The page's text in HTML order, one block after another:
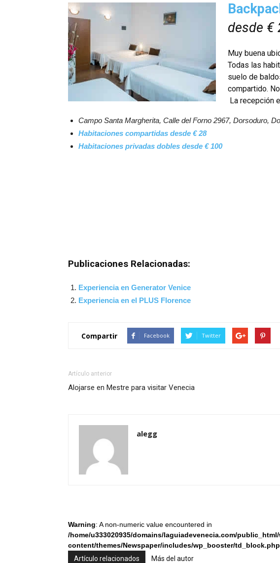
desde €
Muy buena
Todas las
suelo de
compartido.
La recepción
Campo Santa Margherita, Calle del Forno 2967, Dorsoduro,
Habitaciones compartidas desde € 28
Habitaciones privadas dobles desde € 100
Publicaciones Relacionadas:
Experiencia en Generator Venice
Experiencia en el PLUS Florence
Compartir Facebook Twitter
Artículo anterior
Alojarse en Mestre para visitar Venecia
alegg
Warning: A non-numeric value encountered in
/home/u333020935/domains/laguiadevenecia.com/
content/themes/Newspaper/includes/wp_booster/td_block.php
Artículo relacionados
Más del autor